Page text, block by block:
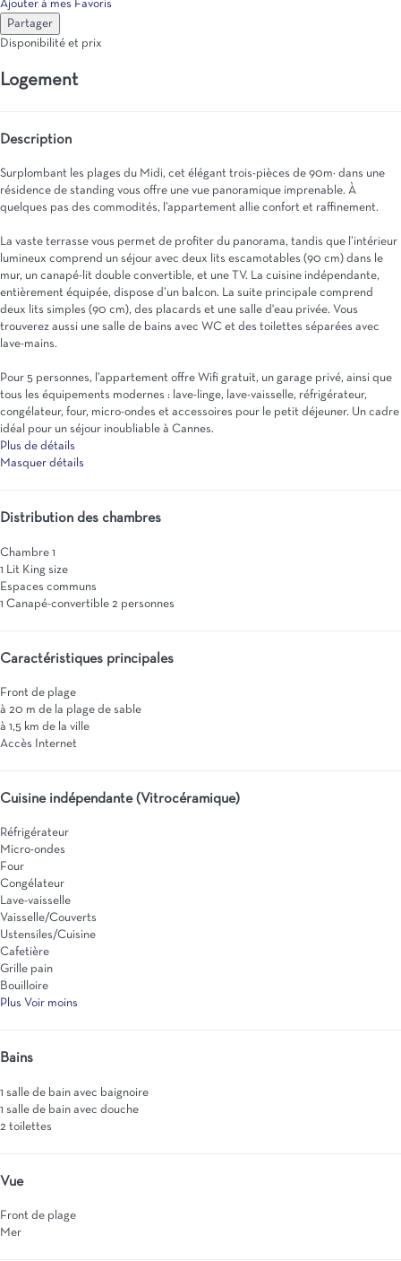
Ajouter à mes Favoris
Partager
Disponibilité et prix
Logement
Description
Surplombant les plages du Midi, cet élégant trois-pièces de 90m² dans une
résidence de standing vous offre une vue panoramique imprenable. À
quelques pas des commodités, l’appartement allie confort et raffinement.
La vaste terrasse vous permet de profiter du panorama, tandis que l’intérieur
lumineux comprend un séjour avec deux lits escamotables (90 cm) dans le
mur, un canapé-lit double convertible, et une TV. La cuisine indépendante,
entièrement équipée, dispose d’un balcon. La suite principale comprend
deux lits simples (90 cm), des placards et une salle d'eau privée. Vous
trouverez aussi une salle de bains avec WC et des toilettes séparées avec
lave-mains.
Pour 5 personnes, l’appartement offre Wifi gratuit, un garage privé, ainsi que
tous les équipements modernes : lave-linge, lave-vaisselle, réfrigérateur,
congélateur, four, micro-ondes et accessoires pour le petit déjeuner. Un cadre
idéal pour un séjour inoubliable à Cannes.
Plus de détails
Masquer détails
Distribution des chambres
Chambre 1
1 Lit King size
Espaces communs
1 Canapé-convertible 2 personnes
Caractéristiques principales
Front de plage
à 20 m de la plage de sable
à 1,5 km de la ville
Accès Internet
Cuisine indépendante (Vitrocéramique)
Réfrigérateur
Micro-ondes
Four
Congélateur
Lave-vaisselle
Vaisselle/Couverts
Ustensiles/Cuisine
Cafetière
Grille pain
Bouilloire
Plus Voir moins
Bains
1 salle de bain avec baignoire
1 salle de bain avec douche
2 toilettes
Vue
Front de plage
Mer